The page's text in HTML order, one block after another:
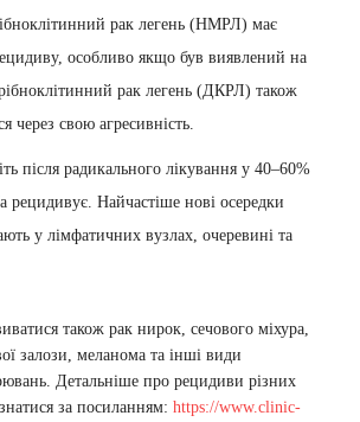
рак легень (НМРЛ) має
особливо якщо був виявлений на
рак легень (ДКРЛ) також
через свою агресивність.
після радикального лікування у 40–60%
рецидивує. Найчастіше нові осередки
у лімфатичних вузлах, очеревині та
також рак нирок, сечового міхура,
залози, меланома та інші види
Детальніше про рецидиви різних
за посиланням: https://www.clinic-